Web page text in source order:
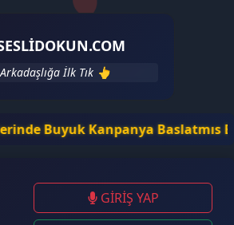
Arkadaşlığa İlk Tık 👆
Kanpanya Baslatmıs
GİRİŞ YAP